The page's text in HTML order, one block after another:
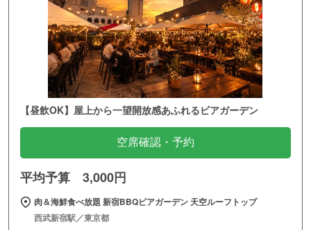
【昼飲OK】屋上から一望開放感あふれるビアガーデン
空席確認・予約
平均予算 3,000円
肉＆海鮮食べ放題 新宿BBQビアガーデン 天空ルーフトップ
西武新宿駅／東京都